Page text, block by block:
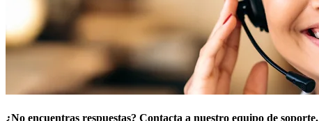
¿No encuentras respuestas? Contacta a nuestro equipo de soporte.